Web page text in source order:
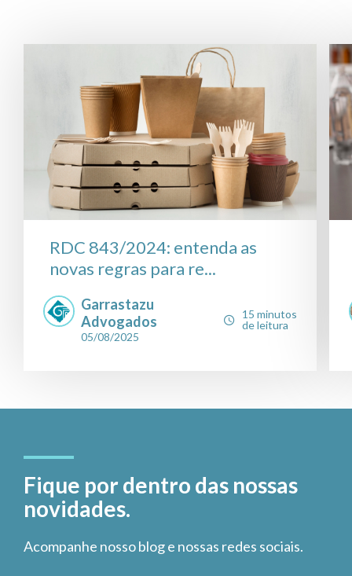
RDC 843/2024: entenda as
novas regras para re...
Garrastazu
Advogados
05/08/2025
15 minutos
de leitura
Fique por dentro das nossas
novidades.
Acompanhe nosso blog e nossas redes sociais.